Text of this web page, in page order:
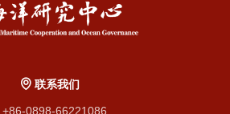
联系我们
+86-0898-66221086